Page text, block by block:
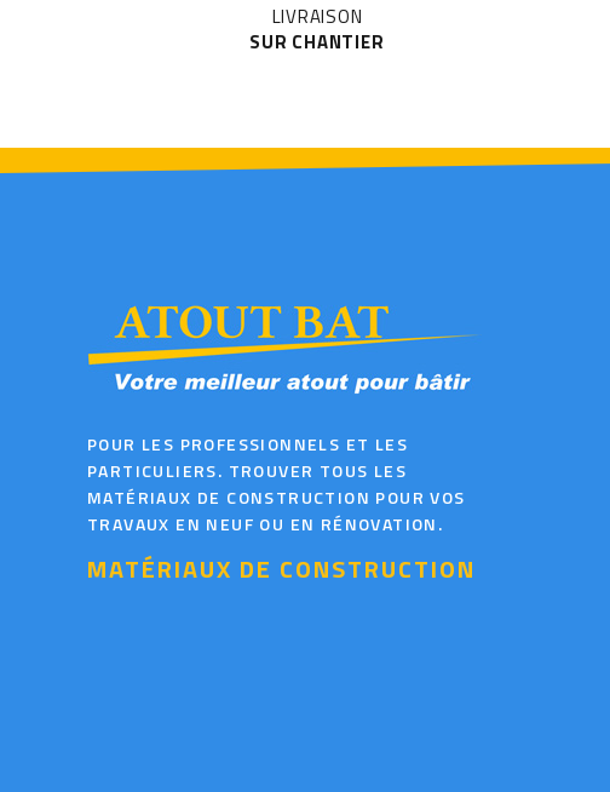
LIVRAISON
SUR CHANTIER
POUR LES PROFESSIONNELS ET LES
PARTICULIERS. TROUVER TOUS LES
MATÉRIAUX DE CONSTRUCTION POUR VOS
TRAVAUX EN NEUF OU EN RÉNOVATION.
MATÉRIAUX DE CONSTRUCTION